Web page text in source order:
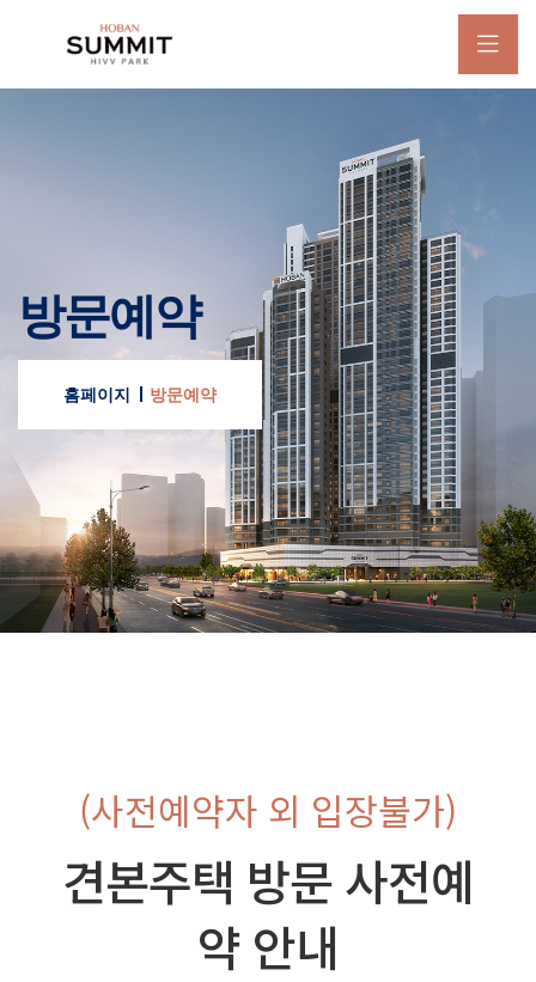
방문예약
홈페이지 방문예약
(사전예약자 외 입장불가)
견본주택 방문 사전예
약 안내